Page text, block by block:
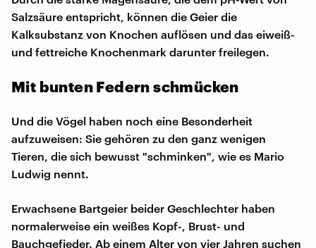
Salzsäure entspricht, können die Geier die
Kalksubstanz von Knochen auflösen und das eiweiß-
und fettreiche Knochenmark darunter freilegen.
Mit bunten Federn schmücken
Und die Vögel haben noch eine Besonderheit
aufzuweisen: Sie gehören zu den ganz wenigen
Tieren, die sich bewusst "schminken", wie es Mario
Ludwig nennt.
Erwachsene Bartgeier beider Geschlechter haben
normalerweise ein weißes Kopf-, Brust- und
Bauchgefieder. Ab einem Alter von vier Jahren suchen